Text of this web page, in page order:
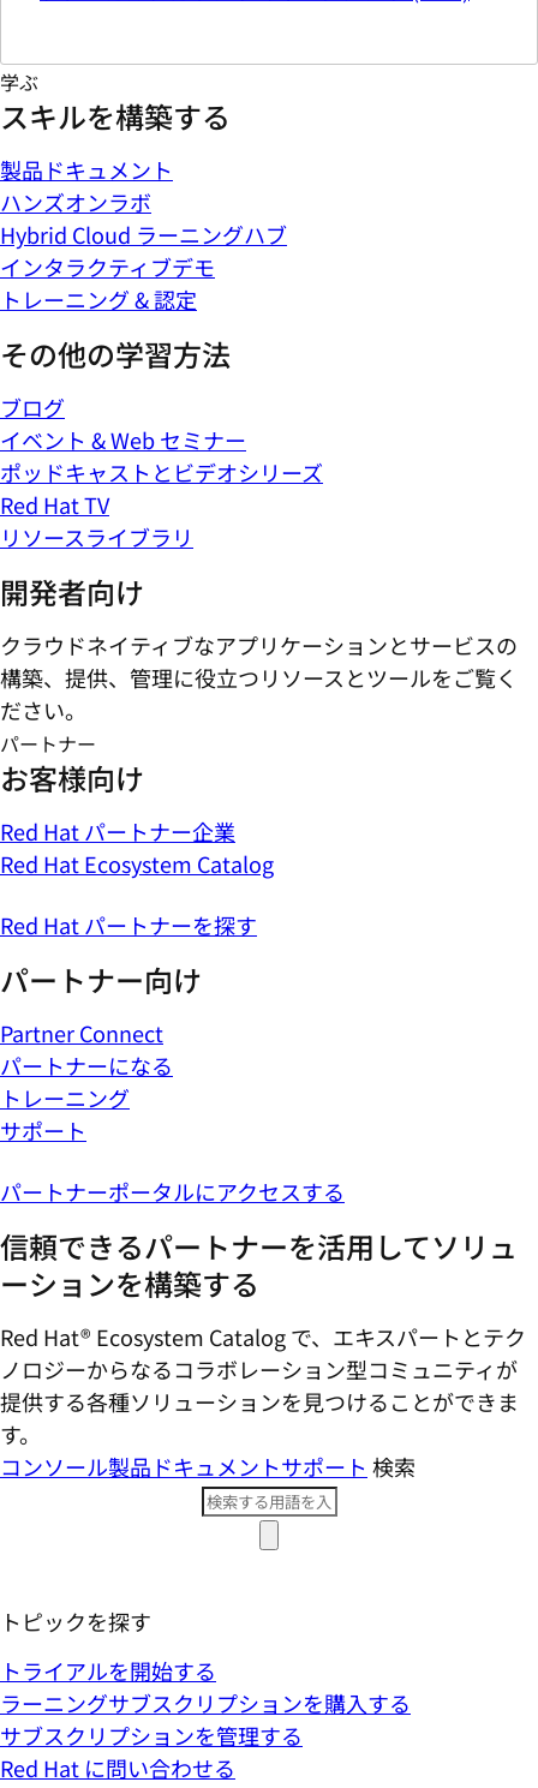
学ぶ
スキルを構築する
製品ドキュメント
ハンズオンラボ
Hybrid Cloud ラーニングハブ
インタラクティブデモ
トレーニング & 認定
その他の学習方法
ブログ
イベント & Web セミナー
ポッドキャストとビデオシリーズ
Red Hat TV
リソースライブラリ
開発者向け
クラウドネイティブなアプリケーションとサービスの
構築、提供、管理に役立つリソースとツールをご覧く
ださい。
パートナー
お客様向け
Red Hat パートナー企業
Red Hat Ecosystem Catalog
Red Hat パートナーを探す
パートナー向け
Partner Connect
パートナーになる
トレーニング
サポート
パートナーポータルにアクセスする
信頼できるパートナーを活用してソリュ
ーションを構築する
Red Hat® Ecosystem Catalog で、エキスパートとテク
ノロジーからなるコラボレーション型コミ​ュニティが
提供する各種ソリューションを見つけることができま
す。
コンソール製品ドキュメントサポート 検索
トピックを探す
トライアルを開始する
ラーニングサブスクリプションを購入する
サブスクリプションを管理する
Red Hat に問い合わせる